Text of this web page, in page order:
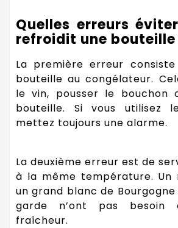
Quelles erreurs
refroidit une bouteille
La première erreur
bouteille au congélateur.
le vin, pousser le bouchon
bouteille. Si vous utilisez
mettez toujours une alarme.
La deuxième erreur est de
à la même température. Un
un grand blanc de
garde n’ont pas besoin
fraîcheur.